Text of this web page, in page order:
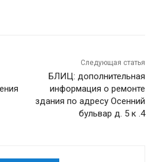
Следующая статья
БЛИЦ: дополнительная
информация о ремонте
здания по адресу Осенний
бульвар д. 5 к .4